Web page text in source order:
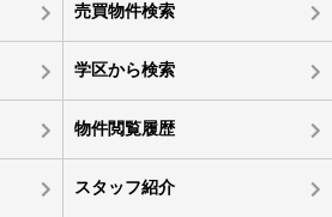
売買物件検索
学区から検索
物件閲覧履歴
スタッフ紹介